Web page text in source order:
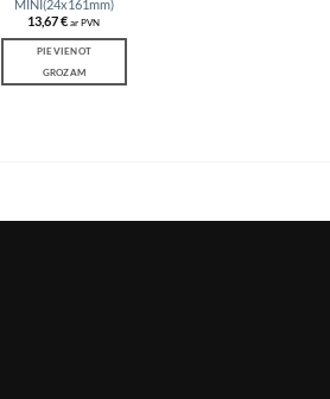
MINI(24x161mm)
13,67€ ar PVN
PIEVIENOT
GROZAM